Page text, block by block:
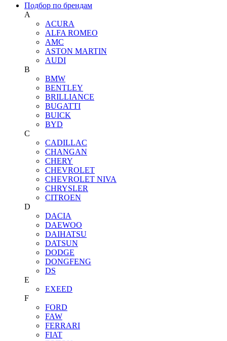
Подбор по брендам
A
ACURA
ALFA ROMEO
AMC
ASTON MARTIN
AUDI
B
BMW
BENTLEY
BRILLIANCE
BUGATTI
BUICK
BYD
C
CADILLAC
CHANGAN
CHERY
CHEVROLET
CHEVROLET NIVA
CHRYSLER
CITROEN
D
DACIA
DAEWOO
DAIHATSU
DATSUN
DODGE
DONGFENG
DS
E
EXEED
F
FORD
FAW
FERRARI
FIAT